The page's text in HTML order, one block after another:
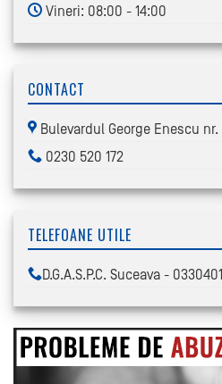
Vineri: 08:00 - 14:00
CONTACT
Bulevardul George Enescu nr.
0230 520 172
TELEFOANE UTILE
D.G.A.S.P.C. Suceava -